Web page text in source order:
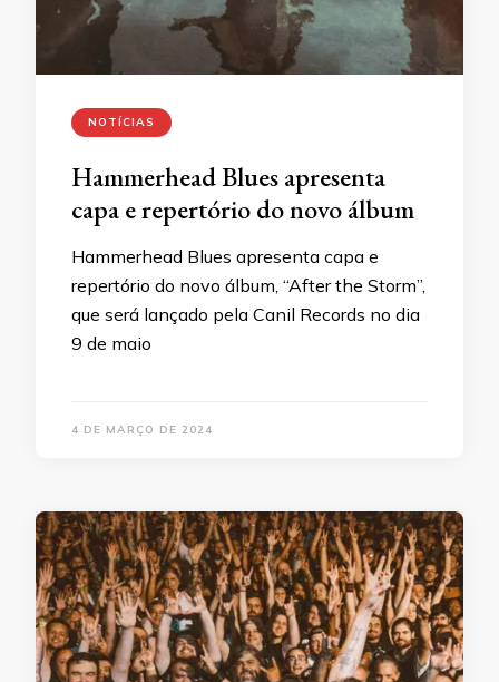
NOTÍCIAS
Hammerhead Blues apresenta
capa e repertório do novo álbum
Hammerhead Blues apresenta capa e
repertório do novo álbum, “After the Storm”,
que será lançado pela Canil Records no dia
9 de maio
4 DE MARÇO DE 2024